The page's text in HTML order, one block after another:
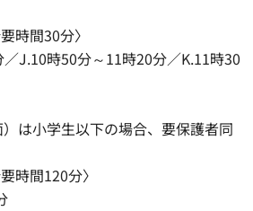
時間30分〉
J.10時50分～11時20分／K.11時30
）は小学生以下の場合、要保護者同
時間120分〉